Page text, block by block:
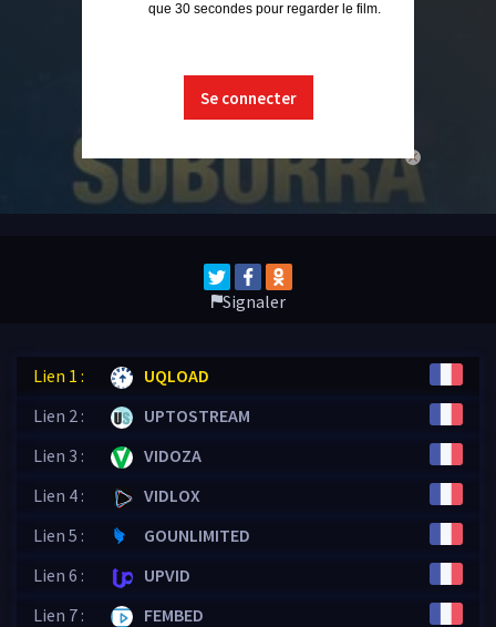
close
que 30 secondes pour regarder le film.
Se connecter
Signaler
Lien 1 :
UQLOAD
Lien 2 :
UPTOSTREAM
Lien 3 :
VIDOZA
Lien 4 :
VIDLOX
Lien 5 :
GOUNLIMITED
Lien 6 :
UPVID
Lien 7 :
FEMBED